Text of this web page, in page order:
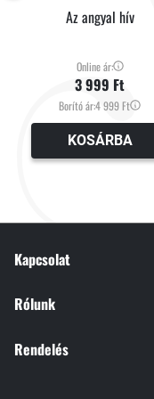
Az angyal hív
Online ár:
3 999 Ft
Borító ár:4 999 Ft
KOSÁRBA
Kapcsolat
Rólunk
Rendelés